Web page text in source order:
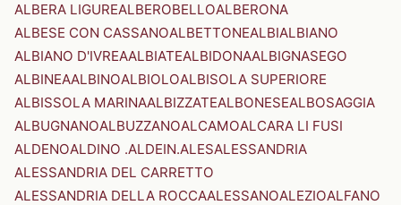
ALBERA LIGUREALBEROBELLOALBERONA
ALBESE CON CASSANOALBETTONEALBIALBIANO
ALBIANO D'IVREAALBIATEALBIDONAALBIGNASEGO
ALBINEAALBINOALBIOLOALBISOLA SUPERIORE
ALBISSOLA MARINAALBIZZATEALBONESEALBOSAGGIA
ALBUGNANOALBUZZANOALCAMOALCARA LI FUSI
ALDENOALDINO .ALDEIN.ALESALESSANDRIA
ALESSANDRIA DEL CARRETTO
ALESSANDRIA DELLA ROCCAALESSANOALEZIOALFANO